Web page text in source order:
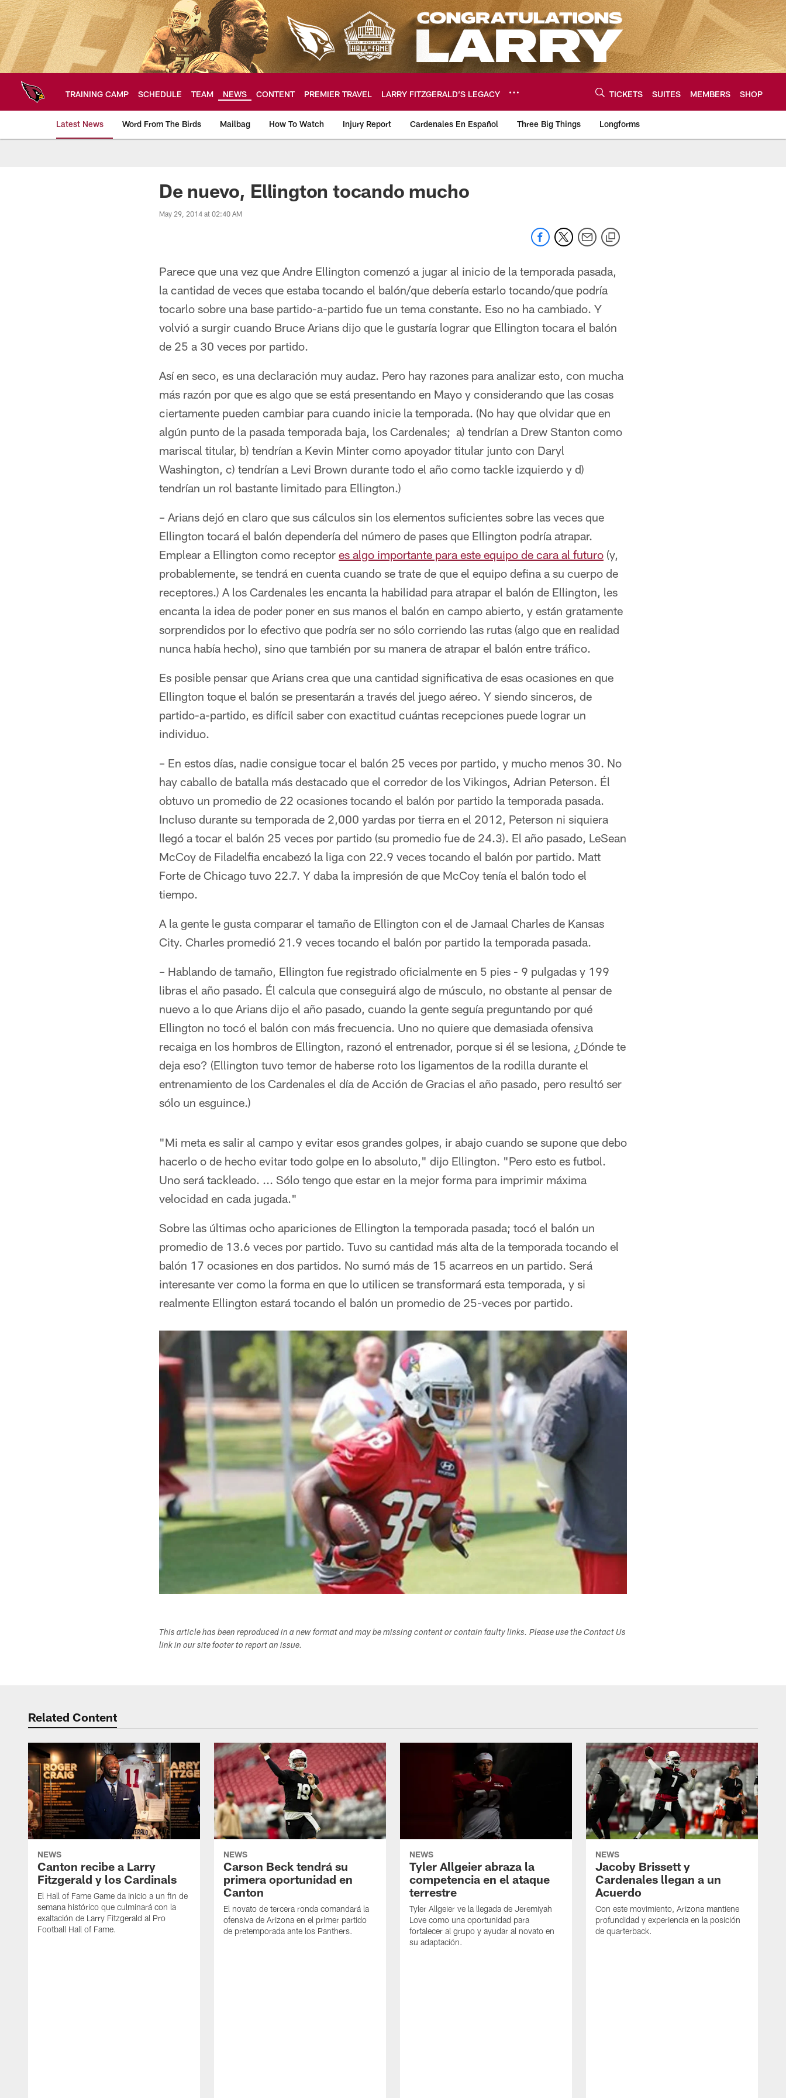
Skip
to
main
content
TRAINING CAMP SCHEDULE TEAM NEWS CONTENT PREMIER TRAVEL LARRY FITZGERALD’S LEGACY TICKETS SUITES MEMBERS SHOP
Latest News Word From The Birds Mailbag How To Watch Injury Report Cardenales En Español Three Big Things Longforms
Arizona Cardinals Home: The official source of the latest
De nuevo, Ellington tocando mucho
May 29, 2014 at 02:40 AM
Parece que una vez que Andre Ellington comenzó a jugar al inicio de la temporada pasada,
la cantidad de veces que estaba tocando el balón/que debería estarlo tocando/que podría
tocarlo sobre una base partido-a-partido fue un tema constante. Eso no ha cambiado. Y
volvió a surgir cuando Bruce Arians dijo que le gustaría lograr que Ellington tocara el balón
de 25 a 30 veces por partido.
Así en seco, es una declaración muy audaz. Pero hay razones para analizar esto, con mucha
más razón por que es algo que se está presentando en Mayo y considerando que las cosas
ciertamente pueden cambiar para cuando inicie la temporada. (No hay que olvidar que en
algún punto de la pasada temporada baja, los Cardenales; a) tendrían a Drew Stanton como
mariscal titular, b) tendrían a Kevin Minter como apoyador titular junto con Daryl
Washington, c) tendrían a Levi Brown durante todo el año como tackle izquierdo y d)
tendrían un rol bastante limitado para Ellington.)
– Arians dejó en claro que sus cálculos sin los elementos suficientes sobre las veces que
Ellington tocará el balón dependería del número de pases que Ellington podría atrapar.
Emplear a Ellington como receptor es algo importante para este equipo de cara al futuro (y,
probablemente, se tendrá en cuenta cuando se trate de que el equipo defina a su cuerpo de
receptores.) A los Cardenales les encanta la habilidad para atrapar el balón de Ellington, les
encanta la idea de poder poner en sus manos el balón en campo abierto, y están gratamente
sorprendidos por lo efectivo que podría ser no sólo corriendo las rutas (algo que en realidad
nunca había hecho), sino que también por su manera de atrapar el balón entre tráfico.
Es posible pensar que Arians crea que una cantidad significativa de esas ocasiones en que
Ellington toque el balón se presentarán a través del juego aéreo. Y siendo sinceros, de
partido-a-partido, es difícil saber con exactitud cuántas recepciones puede lograr un
individuo.
– En estos días, nadie consigue tocar el balón 25 veces por partido, y mucho menos 30. No
hay caballo de batalla más destacado que el corredor de los Vikingos, Adrian Peterson. Él
obtuvo un promedio de 22 ocasiones tocando el balón por partido la temporada pasada.
Incluso durante su temporada de 2,000 yardas por tierra en el 2012, Peterson ni siquiera
llegó a tocar el balón 25 veces por partido (su promedio fue de 24.3). El año pasado, LeSean
McCoy de Filadelfia encabezó la liga con 22.9 veces tocando el balón por partido. Matt
Forte de Chicago tuvo 22.7. Y daba la impresión de que McCoy tenía el balón todo el
tiempo.
A la gente le gusta comparar el tamaño de Ellington con el de Jamaal Charles de Kansas
City. Charles promedió 21.9 veces tocando el balón por partido la temporada pasada.
– Hablando de tamaño, Ellington fue registrado oficialmente en 5 pies - 9 pulgadas y 199
libras el año pasado. Él calcula que conseguirá algo de músculo, no obstante al pensar de
nuevo a lo que Arians dijo el año pasado, cuando la gente seguía preguntando por qué
Ellington no tocó el balón con más frecuencia. Uno no quiere que demasiada ofensiva
recaiga en los hombros de Ellington, razonó el entrenador, porque si él se lesiona, ¿Dónde te
deja eso? (Ellington tuvo temor de haberse roto los ligamentos de la rodilla durante el
entrenamiento de los Cardenales el día de Acción de Gracias el año pasado, pero resultó ser
sólo un esguince.)
"Mi meta es salir al campo y evitar esos grandes golpes, ir abajo cuando se supone que debo
hacerlo o de hecho evitar todo golpe en lo absoluto," dijo Ellington. "Pero esto es futbol.
Uno será tackleado. ... Sólo tengo que estar en la mejor forma para imprimir máxima
velocidad en cada jugada."
Sobre las últimas ocho apariciones de Ellington la temporada pasada; tocó el balón un
promedio de 13.6 veces por partido. Tuvo su cantidad más alta de la temporada tocando el
balón 17 ocasiones en dos partidos. No sumó más de 15 acarreos en un partido. Será
interesante ver como la forma en que lo utilicen se transformará esta temporada, y si
realmente Ellington estará tocando el balón un promedio de 25-veces por partido.
This article has been reproduced in a new format and may be missing content or contain faulty links. Please use the Contact Us
link in our site footer to report an issue.
Related Content
NEWS
Canton recibe a Larry
Fitzgerald y los Cardinals
El Hall of Fame Game da inicio a un fin de
semana histórico que culminará con la
exaltación de Larry Fitzgerald al Pro
Football Hall of Fame.
NEWS
Carson Beck tendrá su
primera oportunidad en
Canton
El novato de tercera ronda comandará la
ofensiva de Arizona en el primer partido
de pretemporada ante los Panthers.
NEWS
Tyler Allgeier abraza la
competencia en el ataque
terrestre
Tyler Allgeier ve la llegada de Jeremiyah
Love como una oportunidad para
fortalecer al grupo y ayudar al novato en
su adaptación.
NEWS
Jacoby Brissett y
Cardenales llegan a un
Acuerdo
Con este movimiento, Arizona mantiene
profundidad y experiencia en la posición
de quarterback.